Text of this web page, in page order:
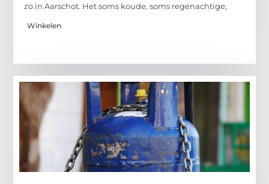
zo in Aarschot. Het soms koude, soms regenachtige,
Winkelen